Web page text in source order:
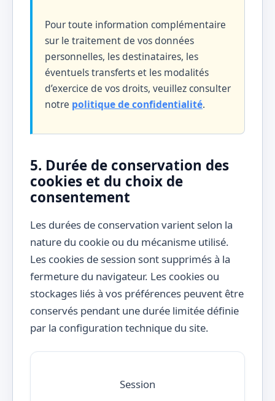
Pour toute information complémentaire
sur le traitement de vos données
personnelles, les destinataires, les
éventuels transferts et les modalités
d’exercice de vos droits, veuillez consulter
notre politique de confidentialité.
5. Durée de conservation des
cookies et du choix de
consentement
Les durées de conservation varient selon la
nature du cookie ou du mécanisme utilisé.
Les cookies de session sont supprimés à la
fermeture du navigateur. Les cookies ou
stockages liés à vos préférences peuvent être
conservés pendant une durée limitée définie
par la configuration technique du site.
Session